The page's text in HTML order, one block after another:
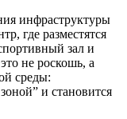
инфраструктуры
где разместятся
зал и
не роскошь, а
среды:
и становится